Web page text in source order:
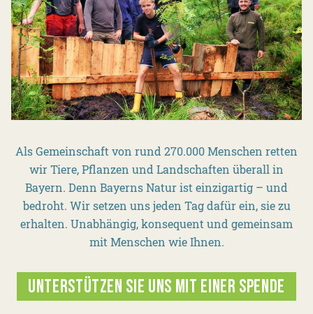
Als Gemeinschaft von rund 270.000 Menschen retten
wir Tiere, Pflanzen und Landschaften überall in
Bayern. Denn Bayerns Natur ist einzigartig – und
bedroht. Wir setzen uns jeden Tag dafür ein, sie zu
erhalten. Unabhängig, konsequent und gemeinsam
mit Menschen wie Ihnen.
UNTERSTÜTZEN SIE UNS MIT EINER SPENDE